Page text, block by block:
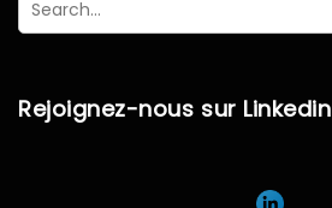
Rejoignez-nous sur Linkedin